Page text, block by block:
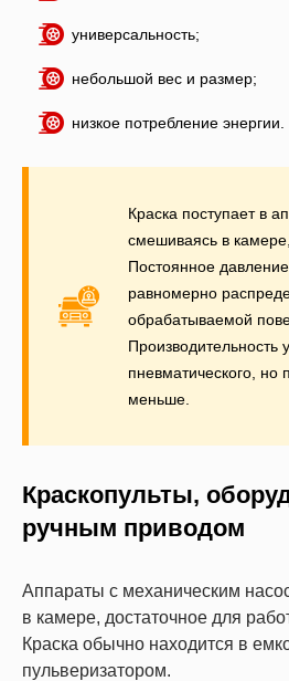
универсальность;
небольшой вес и размер;
низкое потребление энергии.
Краска поступает в
смешиваясь в
Постоянное
равномерно
обрабатываемой
Производительность
пневматического, но
меньше.
Краскопульты,
ручным приводом
Аппараты с механическим
в камере, достаточное для
Краска обычно находится в
пульверизатором.